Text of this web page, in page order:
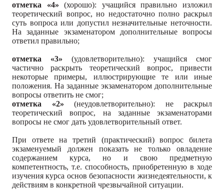
отметка «4»(хорошо): учащийся правильно изложил
теоретический вопрос, но недостаточно полно раскрыл
суть вопроса или допустил незначительные неточности.
На заданные экзаменатором дополнительные вопросы
ответил правильно;
отметка «3» (удовлетворительно): учащийся смог
частично раскрыть теоретический вопрос, привести
некоторые примеры, иллюстрирующие те или иные
положения. На заданные экзаменатором дополнительные
вопросы ответить не смог;
отметка «2» (неудовлетворительно): не раскрыл
теоретический вопрос, на заданные экзаменаторами
вопросы не смог дать удовлетворительный ответ.
При ответе на третий (практический) вопрос билета
экзаменуемый должен показать не только овладение
содержанием курса, но и свою предметную
компетентность, т.е. способность, приобретенную в ходе
изучения курса основ безопасности жизнедеятельности, к
действиям в конкретной чрезвычайной ситуации.